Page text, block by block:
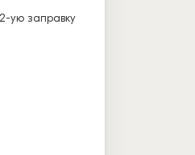
ую заправку